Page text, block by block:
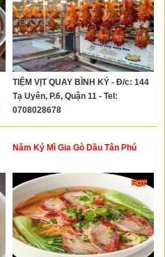
TIỆM VỊT QUAY BÌNH KÝ - Đ/c: 144
Tạ Uyên, P.6, Quận 11 - Tel:
0708028678
Năm Ký Mì Gia Gò Dầu Tân Phú